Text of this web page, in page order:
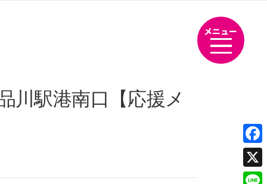
メニュー
川駅港南口【応援メ
X